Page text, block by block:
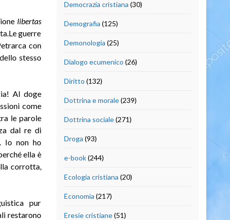
libertas
guerre
con
stesso
Al doge
come
le parole
dal re di
Io non ho
ella è
corrotta,
pur
restarono
Democrazia cristiana (30)
Demografia (125)
Demonologia (25)
Dialogo ecumenico (26)
Diritto (132)
Dottrina e morale(239)
Dottrina sociale(271)
Droga (93)
e-book(244)
Ecologia cristiana (20)
Economia (217)
Eresie cristiane(51)